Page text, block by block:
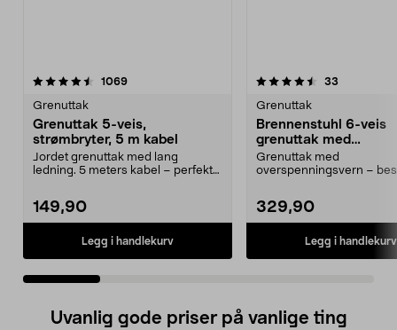
1069anmeldelser
Grenuttak
Grenuttak 5-veis,
strømbryter, 5 m kabel
Jordet grenuttak med lang
ledning. 5 meters kabel – perfekt
149,90
Legg i handlekurv
4.5 av 5 stjerner 33
Grenuttak
Brennenstuhl 6-veis
grenuttak med
overspenningsvern, 5
Grenuttak med
overspenningsvern –
329,90
Legg i handlekurv
4.5 av 5 stjerner
Uvanlig gode priser på vanlige ting